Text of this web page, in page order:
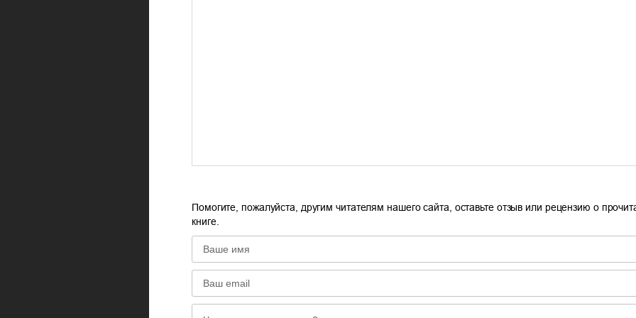
Помогите, пожалуйста, другим читателям нашего сайта, оставьте отзыв или рецензию о
книге.